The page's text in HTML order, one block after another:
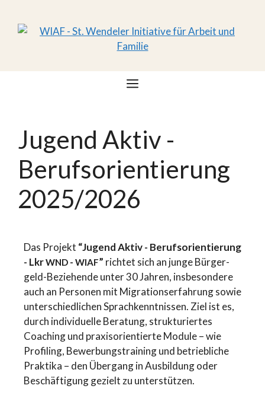
Jugend Aktiv -
Berufsorientierung
2025/2026
Das Projekt “Jugend Aktiv - Berufs­ori­en­tie­rung
- LkrWND - WIAF” richtet sich an junge Bürger­
geld-Bezie­hen­de unter 30 Jahren, insbe­son­de­re
auch an Personen mit Migra­ti­ons­er­fah­rung sowie
unter­schied­li­chen Sprach­kennt­nis­sen. Ziel ist es,
durch indivi­du­el­le Beratung, struk­tu­rier­tes
Coaching und praxis­ori­en­tier­te Module – wie
Profiling, Bewer­bungs­trai­ning und betrieb­li­che
Praktika – den Übergang in Ausbil­dung oder
Beschäf­ti­gung gezielt zu unterstützen.